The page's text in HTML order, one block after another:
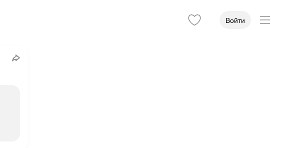
Войти